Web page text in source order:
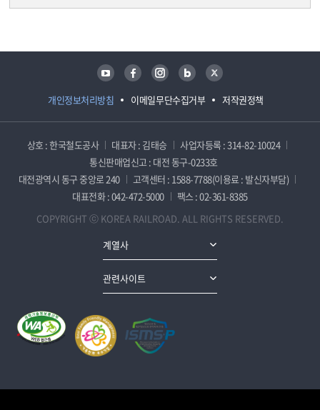
개인정보처리방침 이메일무단수집거부 저작권정책
유튜브 페이스북 인스타그램 블로그 트위터
상호 : 한국철도공사 대표자 : 김태승
사업자등록 : 314-82-10024
통신판매업신고 : 대전 동구-0233호
대전광역시 동구 중앙로 240
고객센터 : 1588-7788(이용료 : 발신자부담)
대표전화 : 042-472-5000
팩스 : 02-361-8385
COPYRIGHT ⓒ KOREA RAILROAD. ALL RIGHTS RESERVED.
계열사
관련사이트